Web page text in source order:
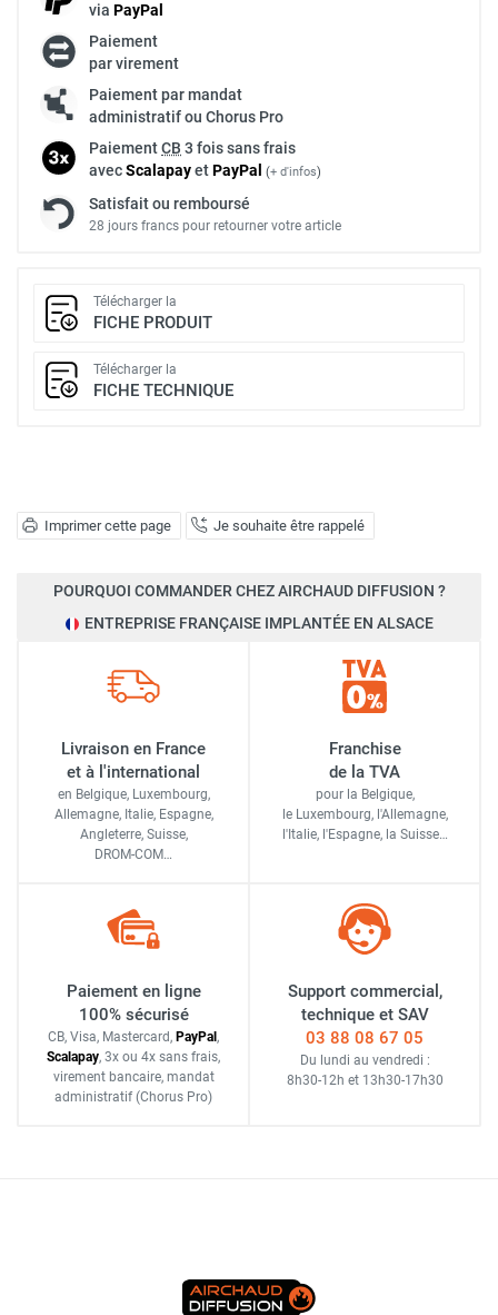
Imprimer cette page Je souhaite être rappelé
via PayPal
Paiement
par virement
Paiement par mandat
administratif ou Chorus Pro
PaiementCB 3 fois sans frais
avecScalapayetPayPal (+ d'infos)
Satisfait ou remboursé
28 jours francs pour retourner votre article
Télécharger la
FICHE PRODUIT
Télécharger la
FICHE TECHNIQUE
POURQUOI COMMANDER CHEZ AIRCHAUD DIFFUSION ?
ENTREPRISE FRANÇAISE IMPLANTÉE EN ALSACE
Livraison en France
et à l'international
en Belgique, Luxembourg,
Allemagne, Italie, Espagne,
Angleterre, Suisse,
DROM-COM…
Franchise
de la TVA
pour la Belgique,
le Luxembourg, l'Allemagne,
l'Italie, l'Espagne, la Suisse…
Paiement en ligne
100% sécurisé
CB, Visa, Mastercard, PayPal ,
Scalapay, 3x ou 4x sans frais,
virement bancaire, mandat
administratif (Chorus Pro)
Support commercial,
technique et SAV
03 88 08 67 05
Du lundi au vendredi :
8h30-12h et 13h30-17h30